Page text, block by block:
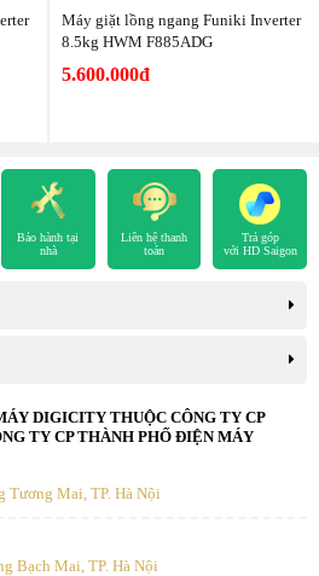
Máy giặt lồng ngang Funiki Inverter
8.5kg HWM F885ADG
5.600.000đ
Bảo hành tại
nhà
Liên hệ thanh
toán
Trả góp
với HD Saigon
DIGICITY THUỘC CÔNG TY CP
TY CP THÀNH PHỐ ĐIỆN MÁY
Tương Mai, TP. Hà Nội
Bạch Mai, TP. Hà Nội